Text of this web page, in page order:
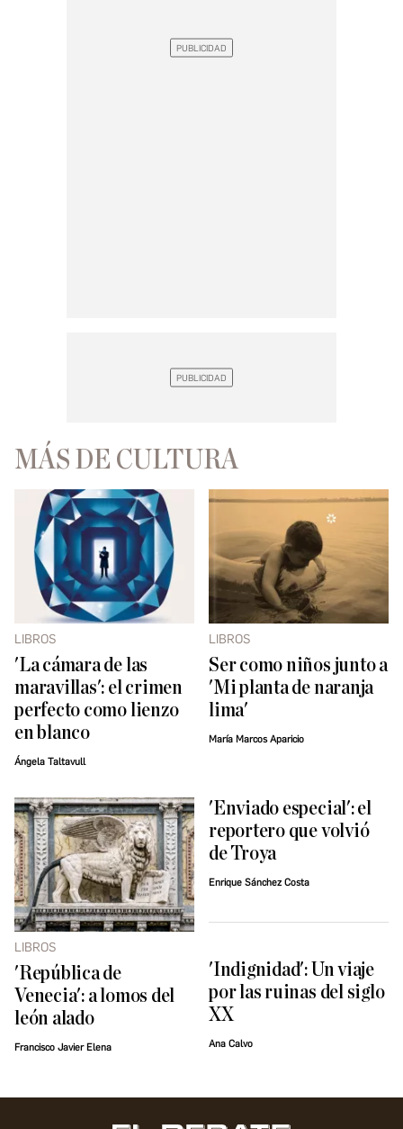
MÁS DE CULTURA
LIBROS
'La cámara de las
maravillas': el crimen
perfecto como lienzo
en blanco
Ángela Taltavull
LIBROS
Ser como niños junto a
'Mi planta de naranja
lima'
María Marcos Aparicio
LIBROS
'República de
Venecia': a lomos del
león alado
Francisco Javier Elena
'Enviado especial': el
reportero que volvió
de Troya
Enrique Sánchez Costa
'Indignidad': Un viaje
por las ruinas del siglo
XX
Ana Calvo